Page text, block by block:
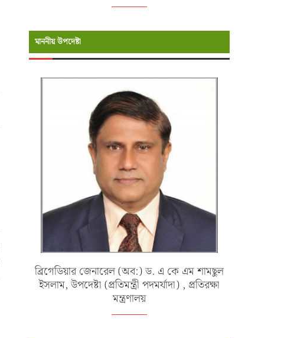
মাননীয় উপদেষ্টা
ব্রিগেডিয়ার জেনারেল (অব:) ড. এ কে এম শামছুল
ইসলাম, উপদেষ্টা (প্রতিমন্ত্রী পদমর্যাদা) , প্রতিরক্ষা
মন্ত্রণালয়